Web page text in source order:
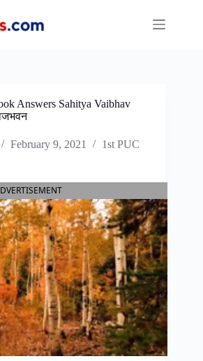
Answers Sahitya Vaibhav
February 9, 2021 1st PUC